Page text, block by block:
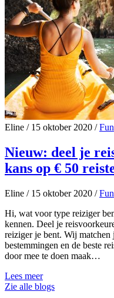
Eline /15 oktober 2020 / Fun
Nieuw: deel je
kans op € 50
Eline /15 oktober 2020 / Fun
Hi, wat voor type reiziger
kennen. Deel je
reiziger je bent. Wij
bestemmingen en de beste
door mee te doen maak…
Lees meer
Zie alle blogs